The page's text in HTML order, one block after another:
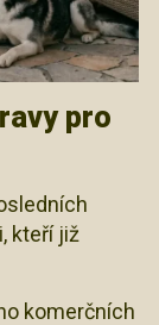
pro
kteří již
komerčních